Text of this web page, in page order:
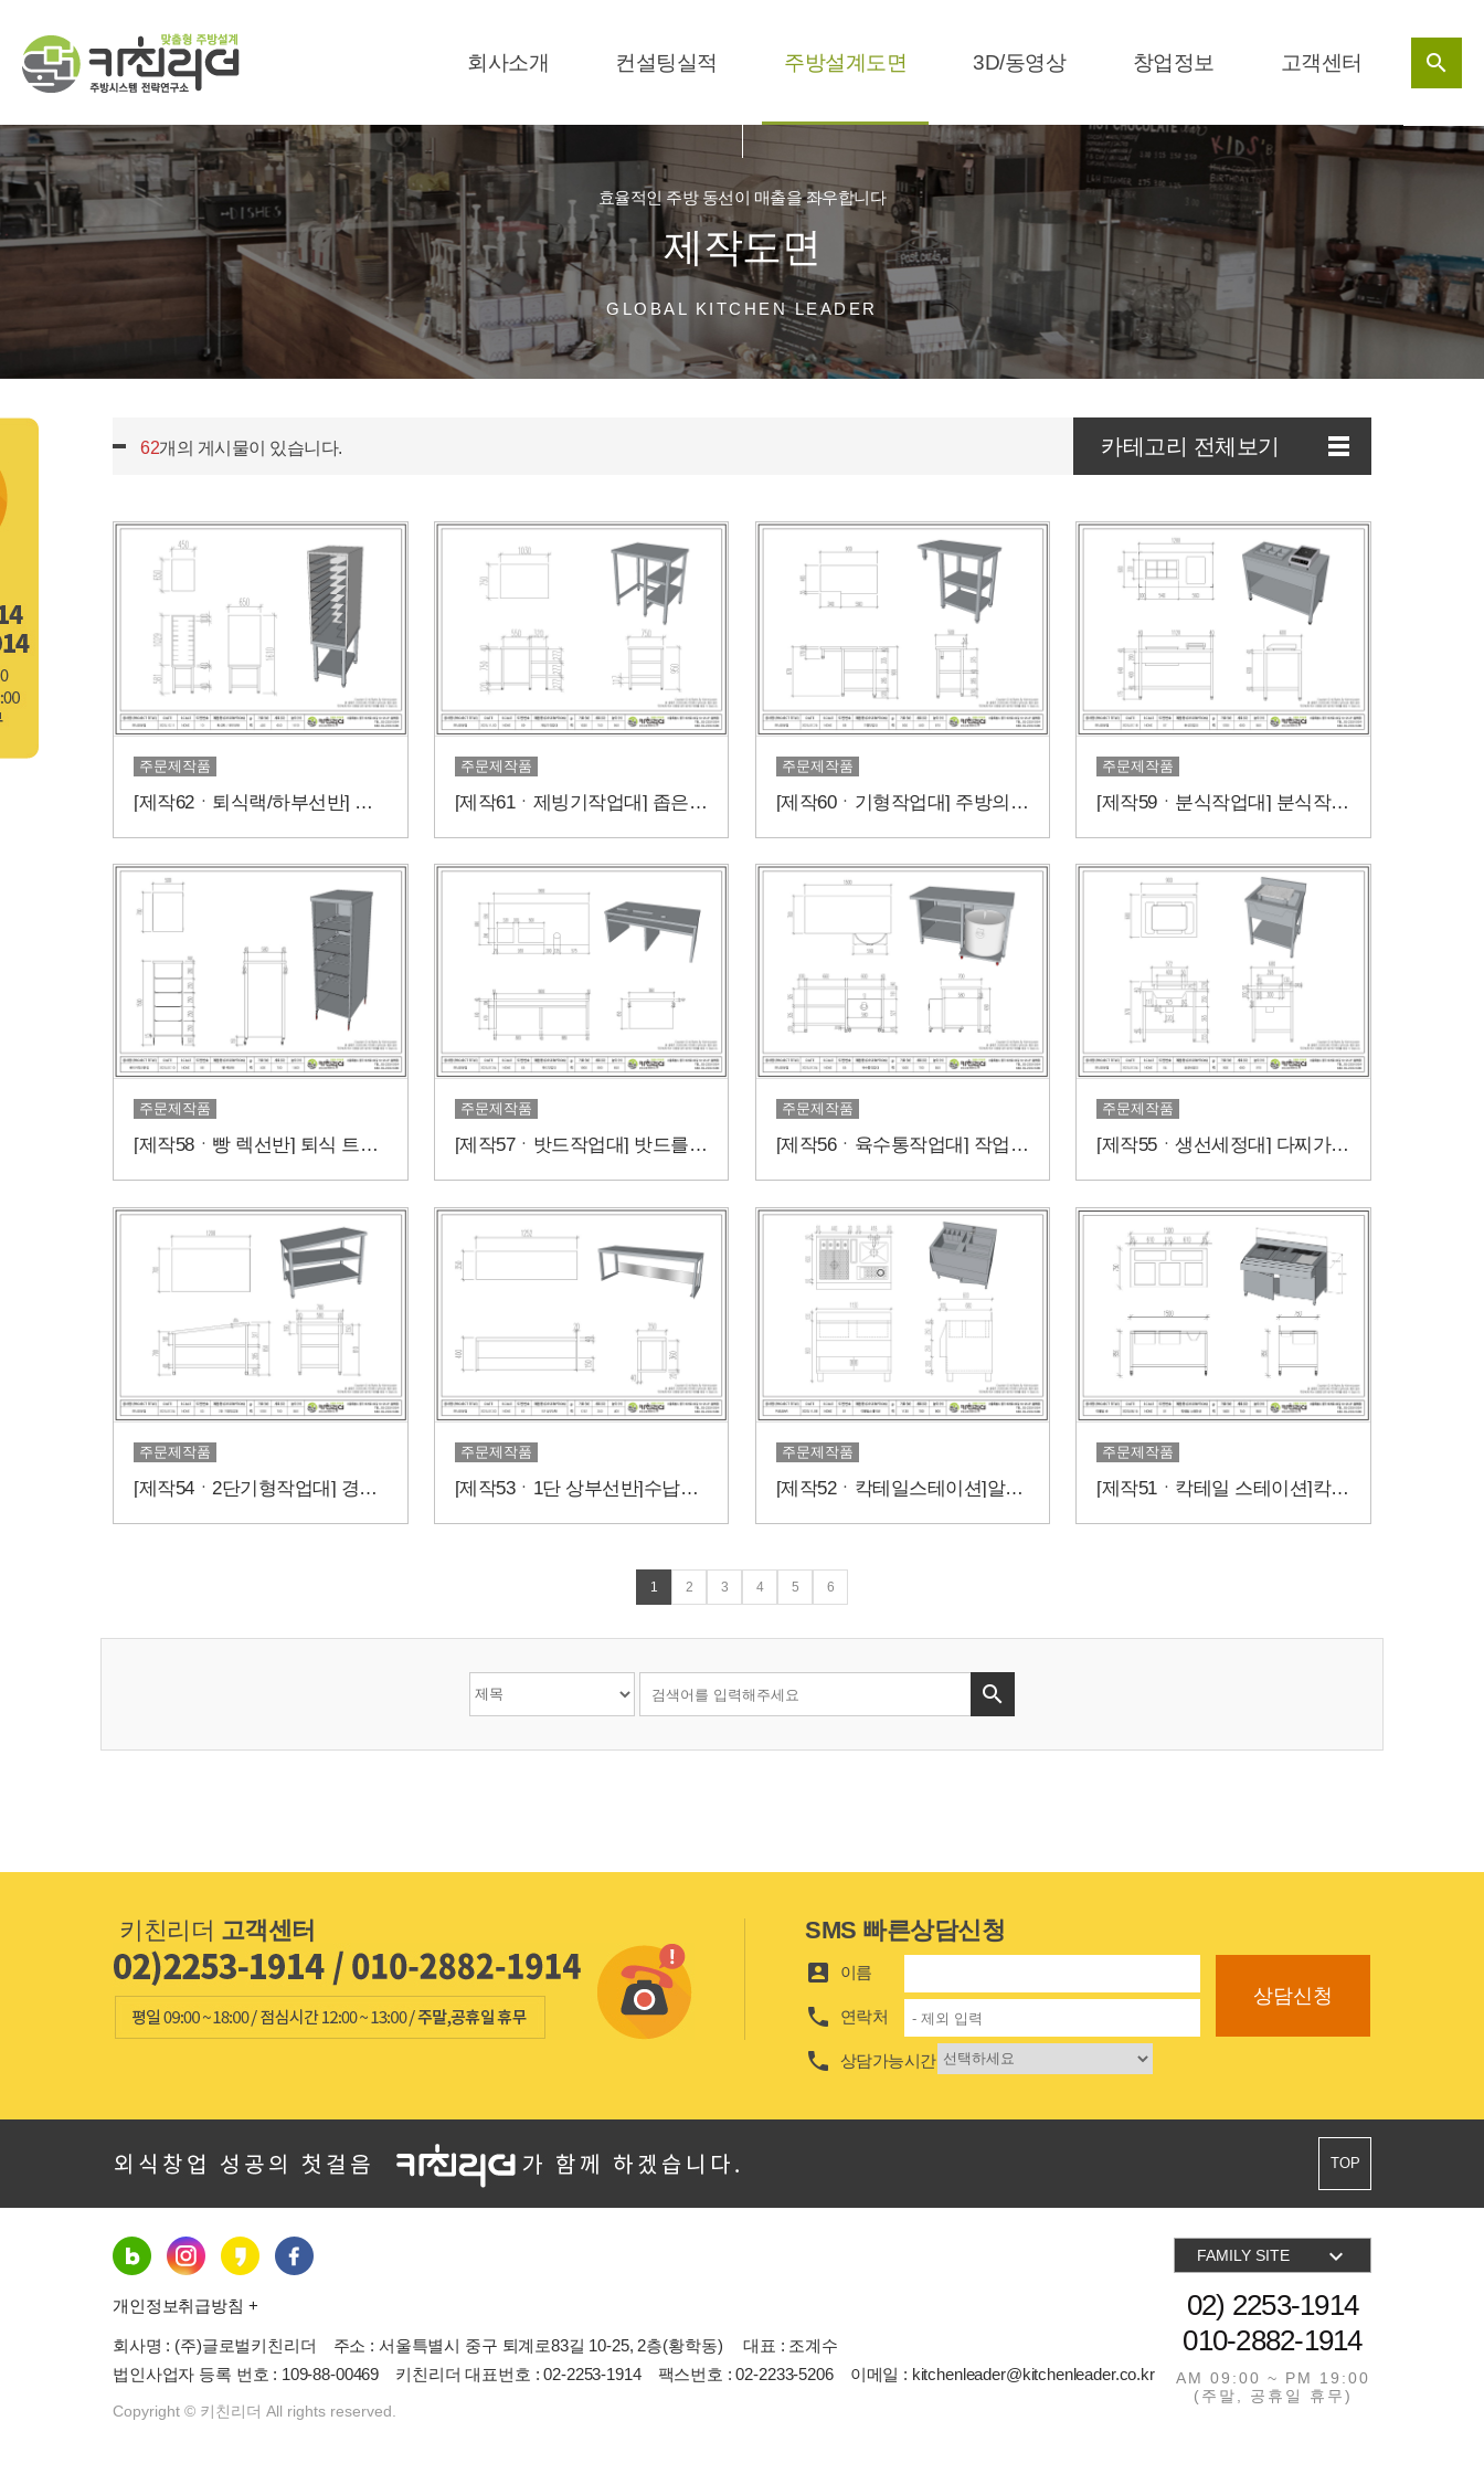
회사소개 컨설팅실적 주방설계도면 3D/동영상 창업정보 고객센터 
효율적인 주방 동선이 매출을 좌우합니다
제작도면
GLOBAL KITCHEN LEADER
카테고리 전체보기
62개의 게시물이 있습니다.
주문제작품
[제작62ㆍ퇴식랙/하부선반] 퇴식작업을 효율적으로!
주문제작품
[제작61ㆍ제빙기작업대] 좁은 주방에는?
주문제작품
[제작60ㆍ기형작업대] 주방의 높낮이에 따라 작업대를효율적으로 사용하고 싶다면?
주문제작품
[제작59ㆍ분식작업대] 분식작업대를 효율적으로 사용하고 싶다면?
주문제작품
[제작58ㆍ빵 렉선반] 퇴식 트레이보관을 효율적으로
주문제작품
[제작57ㆍ밧드작업대] 밧드를 작업대에 거치하고 싶다면?
주문제작품
[제작56ㆍ육수통작업대] 작업대 하부에 육수통을 설치하고싶다면?
주문제작품
[제작55ㆍ생선세정대] 다찌가 있는 일식 전문점에는!?
주문제작품
[제작54ㆍ2단기형작업대] 경사를 준 작업대? 작업대제작!
주문제작품
[제작53ㆍ1단 상부선반]수납이 부족하다면?
주문제작품
[제작52ㆍ칵테일스테이션]알록달록 상큼한 칵테일은 어디서 오는가?
주문제작품
[제작51ㆍ칵테일 스테이션]칵테일 제조의 최적화 작업대!!
1 2 3 4 5 6

키친리더 고객센터 SMS 빠른상담신청
 이름
 연락처
 상담가능시간
상담신청
TOP
FAMILY SITE 
02) 2253-1914
010-2882-1914
AM 09:00 ~ PM 19:00
(주말, 공휴일 휴무)
개인정보취급방침 +
회사명 : (주)글로벌키친리더 주소 : 서울특별시 중구 퇴계로83길 10-25, 2층(황학동) 대표 : 조계수
법인사업자 등록 번호 : 109-88-00469
키친리더대표번호 : 02-2253-1914 팩스번호 : 02-2233-5206 이메일 : kitchenleader@kitchenleader.co.kr
Copyright © 키친리더 All rights reserved.